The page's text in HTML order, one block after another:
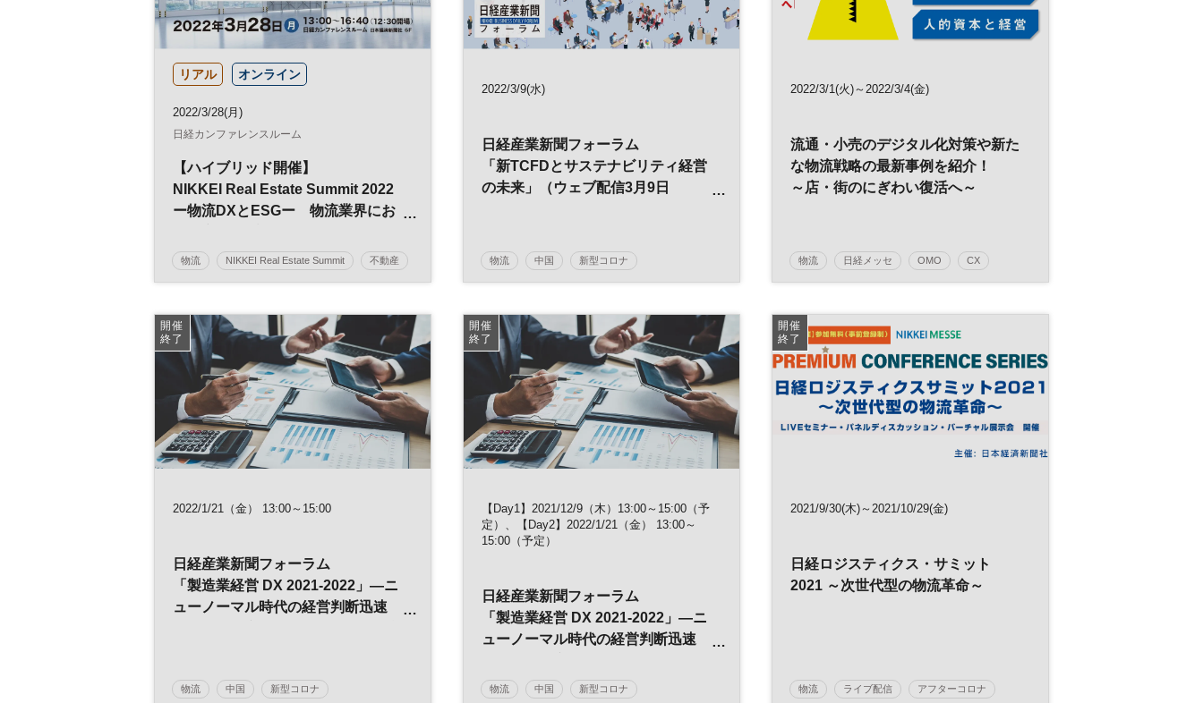
リアル オンライン
2022/3/28(月)
日経カンファレンスルーム
【ハイブリッド開催】
NIKKEI Real Estate Summit 2022
ー物流DXとESGー 物流業界にお
物流 NIKKEI Real Estate Summit 不動産
2022/3/9(水)
日経産業新聞フォーラム
「新TCFDとサステナビリティ経営
の未来」（ウェブ配信3月9日
物流 中国 新型コロナ
在庫管理 生産管理
コンプライアンスリスク 企業評価
海外生産 賠償責任 海外拠点 貿易
グローバルビジネス グローバルリスク
リスク管理 経営 世界経済 リスク
グローバル 海外展開 製造業
信用リスク カントリーリスク
参加無料 日経産業新聞フォーラム
2022/3/1(火)～2022/3/4(金)
流通・小売のデジタル化対策や新た
な物流戦略の最新事例を紹介！
～店・街のにぎわい復活へ～
物流 日経メッセ OMO CX
開催
終了
2022/1/21（金） 13:00～15:00
日経産業新聞フォーラム
「製造業経営 DX 2021-2022」―ニ
ューノーマル時代の経営判断迅速
物流 中国 新型コロナ
開催
終了
【Day1】2021/12/9（木）13:00～15:00（予
定）、【Day2】2022/1/21（金） 13:00～
15:00（予定）
日経産業新聞フォーラム
「製造業経営 DX 2021-2022」―ニ
ューノーマル時代の経営判断迅速
物流 中国 新型コロナ
開催
終了
2021/9/30(木)～2021/10/29(金)
日経ロジスティクス・サミット
2021 ～次世代型の物流革命～
物流 ライブ配信 アフターコロナ